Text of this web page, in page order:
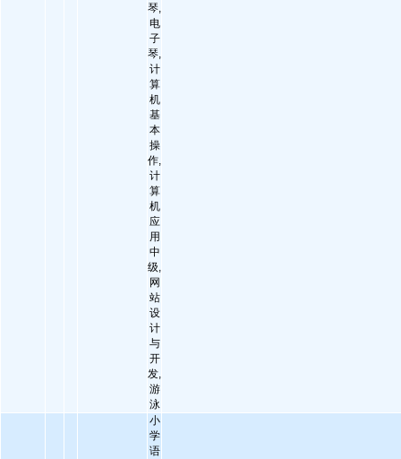
琴,
电
子
琴,
计
算
机
基
本
操
作,
计
算
机
应
用
中
级,
网
站
设
计
与
开
发,
游
泳
小
学
语